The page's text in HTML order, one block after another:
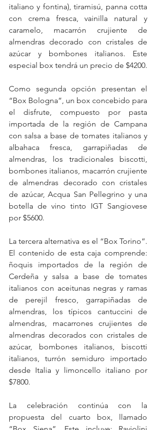
italiano y fontina), tiramisú, panna cotta
con crema fresca, vainilla natural y
caramelo, macarrón crujiente de
almendras decorado con cristales de
azúcar y bombones italianos. Este
especial box tendrá un precio de $4200.
Como segunda opción presentan el
“Box Bologna”, un box concebido para
el disfrute, compuesto por pasta
importada de la región de Campana
con salsa a base de tomates italianos y
albahaca fresca, garrapiñadas de
almendras, los tradicionales biscotti,
bombones italianos, macarrón crujiente
de almendras decorado con cristales
de azúcar, Acqua San Pellegrino y una
botella de vino tinto IGT Sangiovese
por $5600.
La tercera alternativa es el “Box Torino”.
El contenido de esta caja comprende:
ñoquis importados de la región de
Cerdeña y salsa a base de tomates
italianos con aceitunas negras y ramas
de perejil fresco, garrapiñadas de
almendras, los típicos cantuccini de
almendras, macarrones crujientes de
almendras decorados con cristales de
azúcar, bombones italianos, biscotti
italianos, turrón semiduro importado
desde Italia y limoncello italiano por
$7800.
La celebración continúa con la
propuesta del cuarto box, llamado